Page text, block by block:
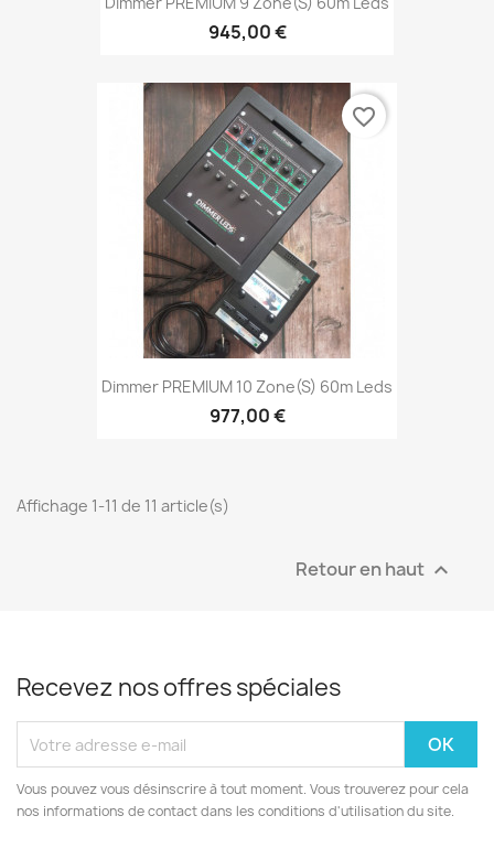
945,00 €
Dimmer PREMIUM 10 Zone(s) 60m Leds
977,00 €
favorite_border
Affichage 1-11 de 11 article(s)
Retour en haut 
Recevez nos offres spéciales
Vous pouvez vous désinscrire à tout moment. Vous trouverez pour cela
nos informations de contact dans les conditions d'utilisation du site.